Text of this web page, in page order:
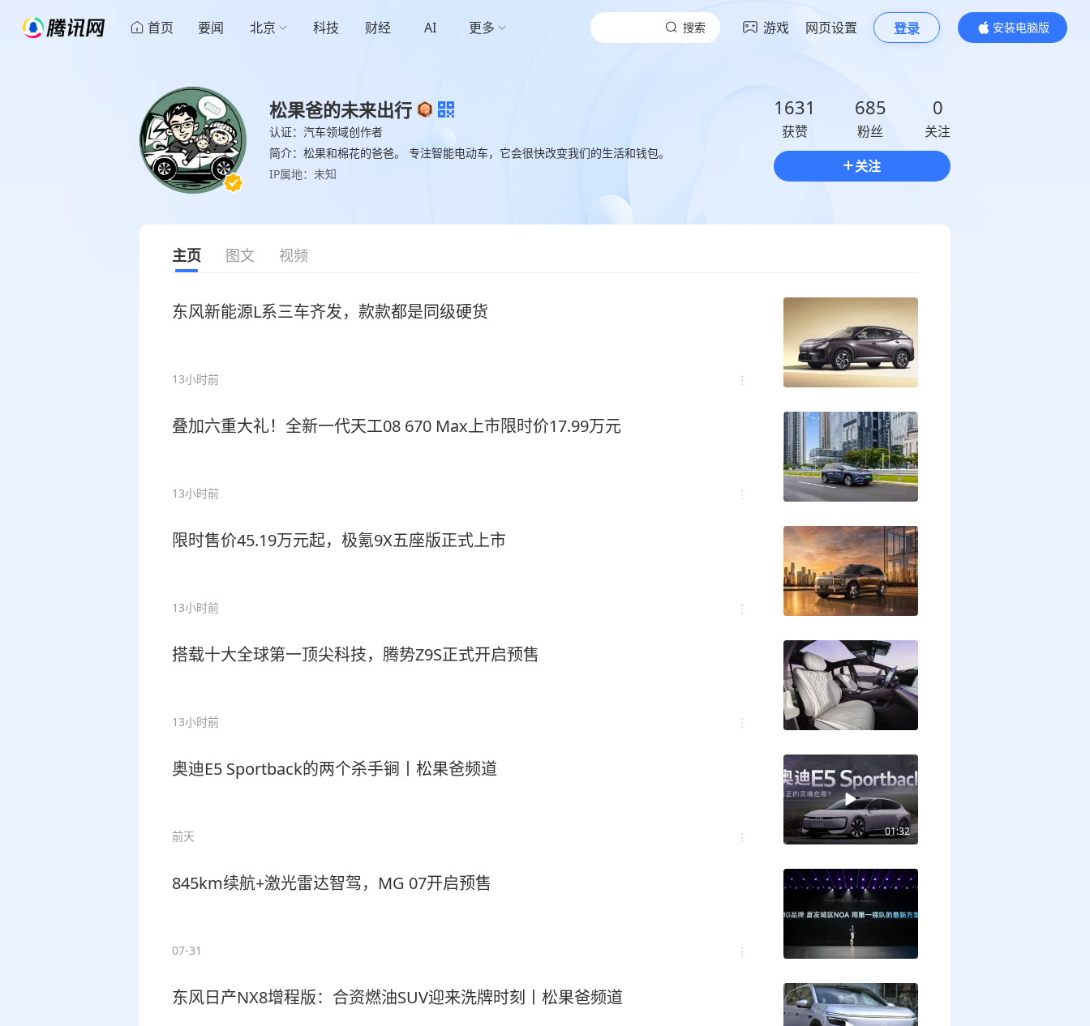
首页 要闻 北京 科技 财经 AI 更多 搜索 游戏 网页设置 登录
安装电脑版
内容更精彩
松果爸的未来出行
认证：汽车领域创作者
简介：松果和棉花的爸爸。 专注智能电动车，它会很快改变我们的生活和钱包。
IP属地：未知
1631
获赞
685
粉丝
0
关注
关注
主页 图文 视频
东风新能源L系三车齐发，款款都是同级硬货
13小时前
叠加六重大礼！全新一代天工08 670 Max上市限时价17.99万元
13小时前
限时售价45.19万元起，极氪9X五座版正式上市
13小时前
搭载十大全球第一顶尖科技，腾势Z9S正式开启预售
13小时前
奥迪E5 Sportback的两个杀手锏丨松果爸频道
前天 01:32
845km续航+激光雷达智驾，MG 07开启预售
07-31
东风日产NX8增程版：合资燃油SUV迎来洗牌时刻丨松果爸频道